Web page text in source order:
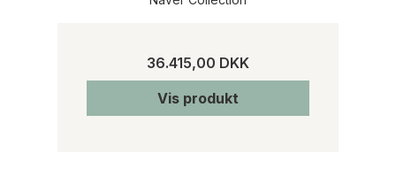
36.415,00 DKK
Vis produkt